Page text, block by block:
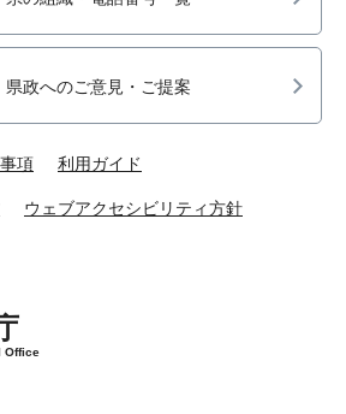
県政へのご意見・ご提案
項 利用ガイド
ウェブアクセシビリティ方針
Office